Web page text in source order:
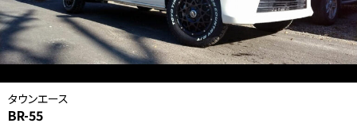
タウンエース
BR-55